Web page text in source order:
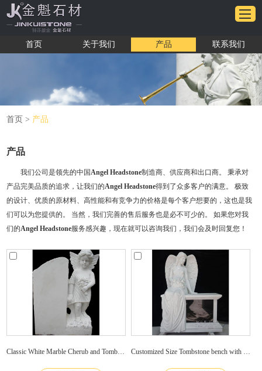
首页 关于我们 产品 联系我们
首页 > 产品
产品
我们公司是领先的中国Angel Headstone制造商、供应商和出口商。 秉承对
产品完美品质的追求，让我们的Angel Headstone得到了众多客户的满意。 极致
的设计、优质的原材料、高性能和有竞争力的价格是每个客户想要的，这也是我
们可以为您提供的。 当然，我们完善的售后服务也是必不可少的。 如果您对我
们的Angel Headstone服务感兴趣，现在就可以咨询我们，我们会及时回复您！
Classic White Marble Cherub and Tombstone Customized Size Tombstone bench with Hand made Angel statue